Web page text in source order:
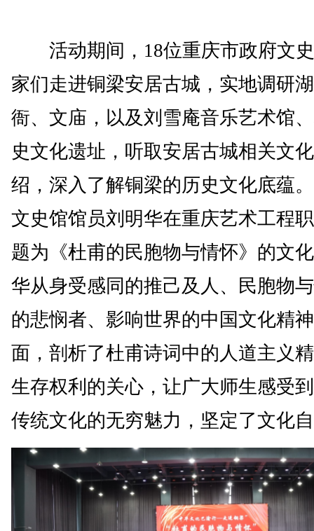
活动期间，18位重庆市政府文史
家们走进铜梁安居古城，实地调研
衙、文庙，以及刘雪庵音乐艺术馆
史文化遗址，听取安居古城相关文
绍，深入了解铜梁的历史文化底蕴
文史馆馆员刘明华在重庆艺术工程
题为《杜甫的民胞物与情怀》的文
华从身受感同的推己及人、民胞物
的悲悯者、影响世界的中国文化精
面，剖析了杜甫诗词中的人道主义
生存权利的关心，让广大师生感受
传统文化的无穷魅力，坚定了文化